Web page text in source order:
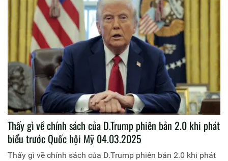
Thấy gì về chính sách của D.Trump phiên bản 2.0 khi phát
biểu trước Quốc hội Mỹ 04.03.2025
Thấy gì về chính sách của D.Trump phiên bản 2.0 khi phát